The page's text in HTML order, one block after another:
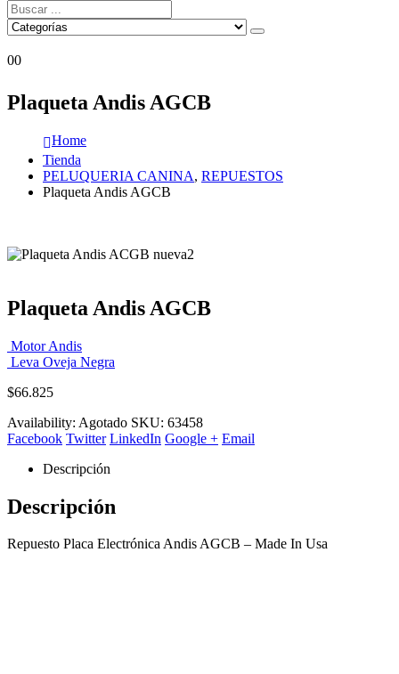
00
Plaqueta Andis AGCB
Home
Tienda
PELUQUERIA CANINA, REPUESTOS
Plaqueta Andis AGCB
Plaqueta Andis AGCB
Motor Andis
Leva Oveja Negra
$66.825
Availability: Agotado SKU: 63458
Facebook Twitter LinkedIn Google + Email
Descripción
Descripción
Repuesto Placa Electrónica Andis AGCB – Made In Usa